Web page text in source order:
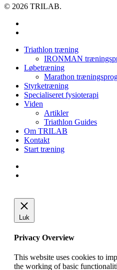
© 2026 TRILAB.
Close
Triathlon træning
IRONMAN
Løbetræning
Marathon
Styrketræning
Specialiseret fysioterapi
Viden
Artikler
Triathlon Guides
Om TRILAB
Kontakt
Start træning
Luk
Privacy Overview
This website uses cookies to
the working of basic